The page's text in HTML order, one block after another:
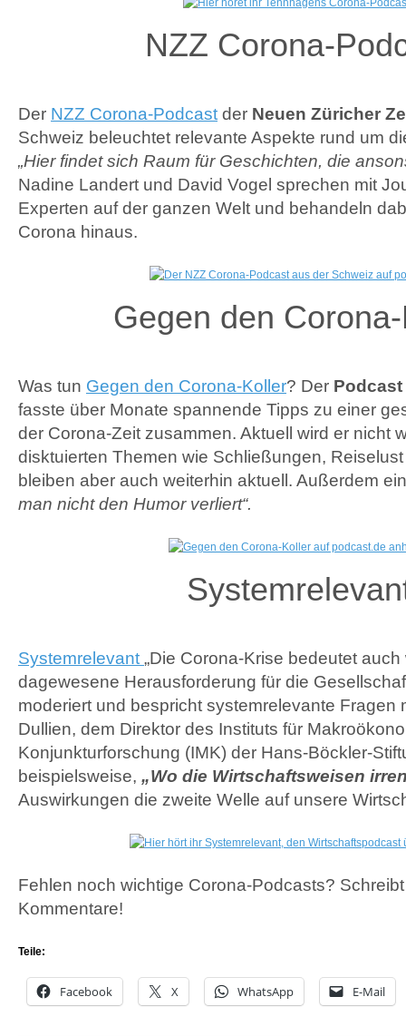
NZZ Corona-
Der NZZ Corona-Podcast der Neuen Züricher
Schweiz beleuchtet relevante Aspekte rund um
„Hier findet sich Raum für Geschichten, die
Nadine Landert und David Vogel sprechen mit
Experten auf der ganzen Welt und behandeln
Corona hinaus.
Gegen den
Was tun Gegen den Corona-Koller? Der Podcast
fasste über Monate spannende Tipps zu einer
der Corona-Zeit zusammen. Aktuell wird er nicht
disktuierten Themen wie Schließungen,
bleiben aber auch weiterhin aktuell. Außerdem
man nicht den Humor verliert“.
Systemrelevant „Die Corona-Krise bedeutet
dagewesene Herausforderung für die
moderiert und bespricht systemrelevante Fragen
Dullien, dem Direktor des Instituts für
Konjunkturforschung (IMK) der Hans-Böckler-
beispielsweise, „Wo die Wirtschaftsweisen
Auswirkungen die zweite Welle auf unsere
Fehlen noch wichtige Corona-Podcasts?
Kommentare!
Teile:
Facebook X WhatsApp E-Mail